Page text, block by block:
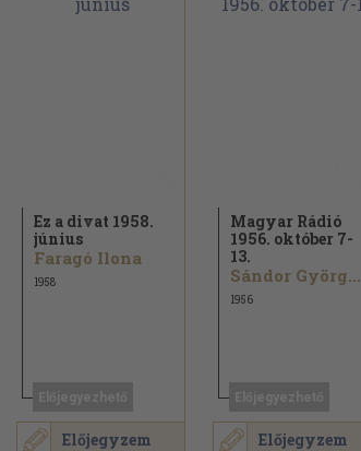
Előjegyzem
Ez a divat 1958.
június
Faragó Ilona
1958
Előjegyzem
Magyar Rádió
1956. október 7-
13.
Sándor György...
1956